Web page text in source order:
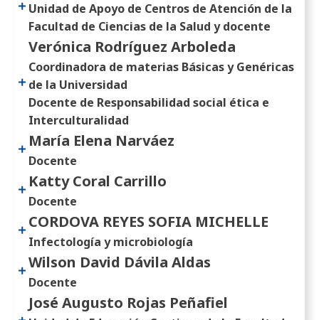
Unidad de Apoyo de Centros de Atención de la
Facultad de Ciencias de la Salud y docente
Verónica Rodríguez Arboleda
Coordinadora de materias Básicas y Genéricas
de la Universidad
Docente de Responsabilidad social ética e
Interculturalidad
María Elena Narváez
Docente
Katty Coral Carrillo
Docente
CORDOVA REYES SOFIA MICHELLE
Infectología y microbiología
Wilson David Dávila Aldas
Docente
José Augusto Rojas Peñafiel